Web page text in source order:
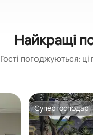
Найкращі
Гості погоджуються:
Супергосподар
Супергосподар